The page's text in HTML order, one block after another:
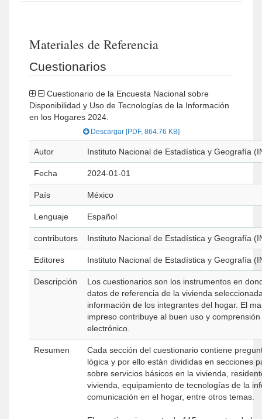
Materiales de Referencia
Cuestionarios
Disponibilidad y Uso de Tecnologías de la Información
en los Hogares 2024.
Descargar [PDF, 864.76 KB]
Autor Instituto Nacional de Estadística y Geografía
Fecha 2024-01-01
País México
Lenguaje Español
contributors Instituto Nacional de Estadística y Geografía
Editores Instituto Nacional de Estadística y Geografía
Descripción
Los cuestionarios son los instrumentos en
datos de referencia de la vivienda
información de los integrantes del hogar. El
impreso contribuye al buen uso y
electrónico.
Resumen
Cada sección del cuestionario contiene
lógica y por ello están divididas en secciones
sobre servicios básicos en la vivienda,
vivienda, equipamiento de tecnologías de la
comunicación en el hogar, entre otros temas.